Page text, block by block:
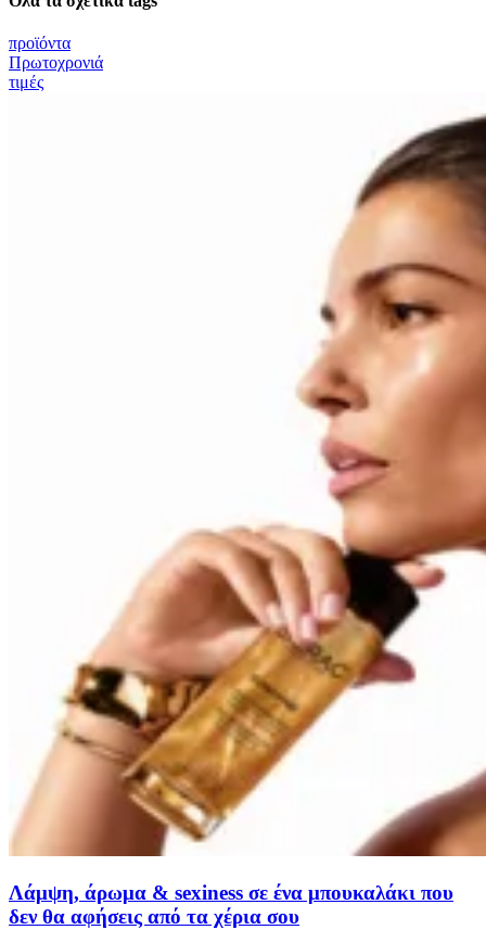
προϊόντα
Πρωτοχρονιά
τιμές
Λάμψη, άρωμα & sexiness σε ένα μπουκαλάκι που
δεν θα αφήσεις από τα χέρια σου